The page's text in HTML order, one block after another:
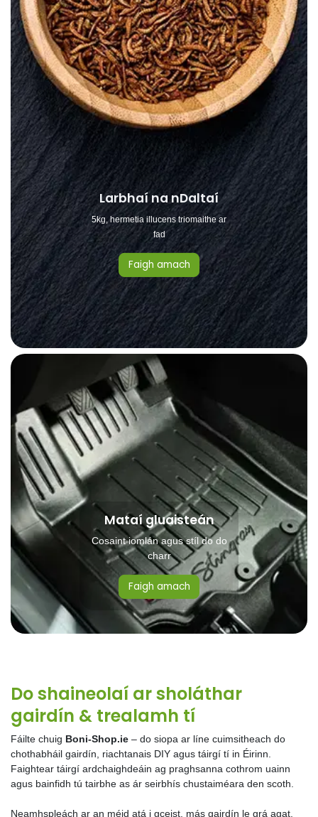
Larbhaí na nDaltaí
5kg, hermetia illucens triomaithe ar
fad
Faigh amach
Mataí gluaisteán
Cosaint iomlán agus stíl do do
charr
Faigh amach
Do shaineolaí ar sholáthar
gairdín & trealamh tí
Fáilte chuig Boni-Shop.ie – do siopa ar líne cuimsitheach do
chothabháil gairdín, riachtanais DIY agus táirgí tí in Éirinn.
Faightear táirgí ardchaighdeáin ag praghsanna cothrom uainn
agus bainfidh tú tairbhe as ár seirbhís chustaiméara den scoth.
Neamhspleách ar an méid atá i gceist, más gairdín le grá agat,